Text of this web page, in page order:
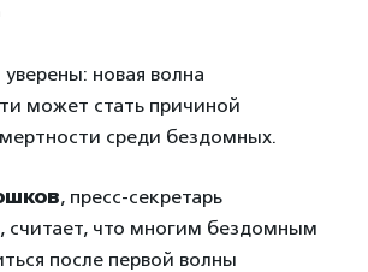
новая волна
может стать причиной
среди бездомных.
, пресс-секретарь
что многим бездомным
после первой волны